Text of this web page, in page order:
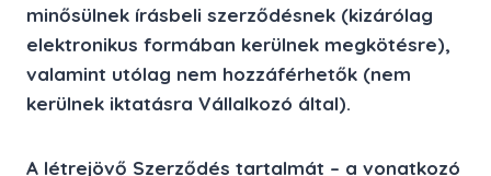
minősülnek írásbeli szerződésnek (kizárólag
elektronikus formában kerülnek megkötésre),
valamint utólag nem hozzáférhetők (nem
kerülnek iktatásra Vállalkozó által).
A létrejövő Szerződés tartalmát – a vonatkozó